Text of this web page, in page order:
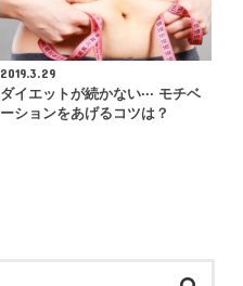
2019.3.29
ダイエットが続かない··· モチベ
ーションをあげるコツは？